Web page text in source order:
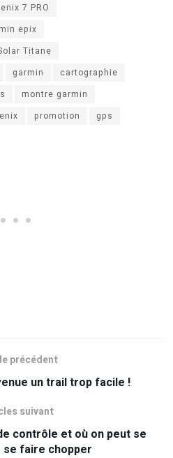
7 PRO
epix
Titane
garmin
cartographie
montre garmin
promotion gps
précédent
un trail trop facile !
suivant
contrôle et où on peut se
se faire chopper